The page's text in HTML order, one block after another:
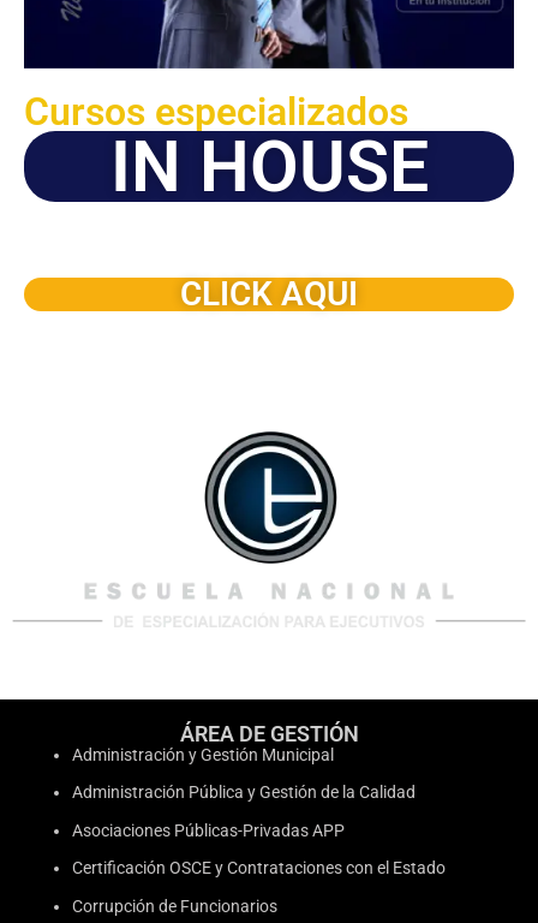
Cursos especializados
IN HOUSE
CLICK AQUI
ÁREA DE GESTIÓN
Administración y Gestión Municipal
Administración Pública y Gestión de la Calidad
Asociaciones Públicas-Privadas APP
Certificación OSCE y Contrataciones con el Estado
Corrupción de Funcionarios